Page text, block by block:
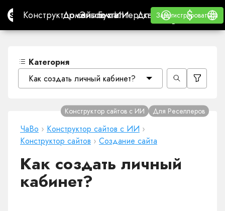
Site.proКонструктор сайтов с ИИ
Конструктор сайтов с ИИ
Домены
ДоменыЭл. почта
Эл. почта
Бухгалтерская программа
Бухгалтерская программа
Для
Для Реселлеров
ВАЙТ ЛЕЙБЛ
Обучение
Обучение
Зарегистрироваться
Зарегистрироваться
Войти $
$
Категория
Как создать личный кабинет?
ЧаВо › Конструктор сайтов с ИИ ›
Конструктор сайтов › Создание сайта
Конструктор сайтов с ИИ Для Реселлеров
Как создать личный
кабинет?